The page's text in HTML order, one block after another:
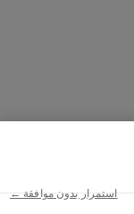
استمرار بدون موافقة ←